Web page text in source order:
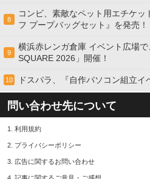
8
コンビ、素敵なペット用エチケッ
フ プープバッグセット』を発売！
9
横浜赤レンガ倉庫 イベント広場
SQUARE 2026」開催！
10 ドスパラ、『自作パソコン組立イ
問い合わせ先について
1. 利用規約
2. プライバシーポリシー
3. 広告に関するお問い合わせ